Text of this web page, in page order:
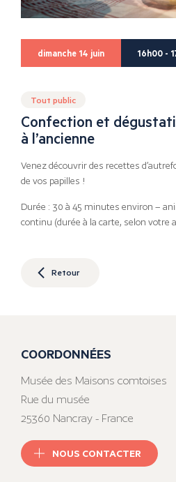
dimanche 14 juin 16h00 -
Tout public
Confection et
à l’ancienne
Venez découvrir des recettes
de vos papilles !
Durée : 30 à 45 minutes environ –
continu (durée à la carte, selon votre
Retour
COORDONNÉES
Musée des Maisons comtoises
Rue du musée
25360 Nancray - France
NOUS CONTACTER